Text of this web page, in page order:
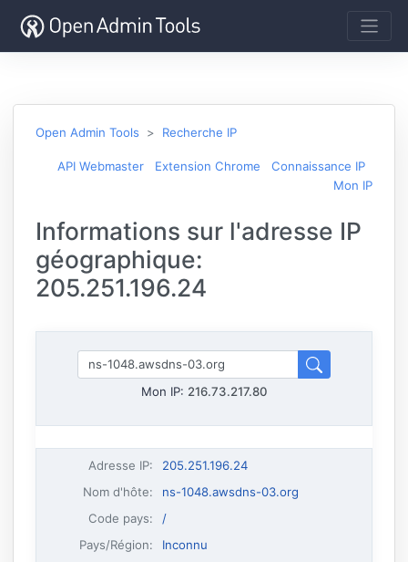
Open Admin Tools Recherche IP
API Webmaster Extension Chrome
Connaissance IP
Mon IP
Informations sur l'adresse IP
géographique:
205.251.196.24
Mon IP: 216.73.217.80
Adresse IP:
205.251.196.24
Nom d'hôte:
ns-1048.awsdns-03.org
Code pays:
/
Pays/Région:
Inconnu